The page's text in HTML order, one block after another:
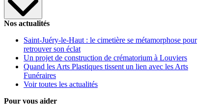
Nos actualités
Saint-Juéry-le-Haut : le cimetière se métamorphose pour
retrouver son éclat
Un projet de construction de crématorium à Louviers
Quand les Arts Plastiques tissent un lien avec les Arts
Funéraires
Voir toutes les actualités
Pour vous aider